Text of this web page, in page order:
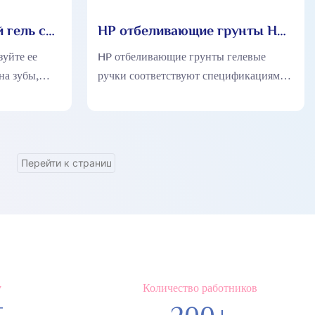
с
ее
зубы,
HP отбеливающие грунты HP
HP HP009
HP отбеливающие грунты гелевые
ручки соответствуют спецификациям
Количество работников